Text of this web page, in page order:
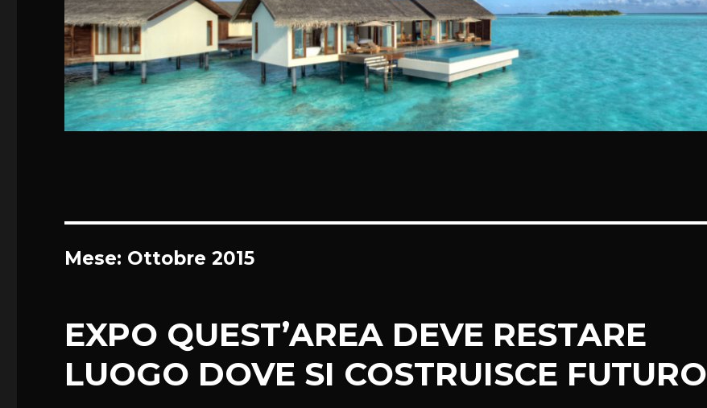
Mese: Ottobre 2015
EXPO QUEST’AREA DEVE RESTARE
LUOGO DOVE SI COSTRUISCE FUTURO